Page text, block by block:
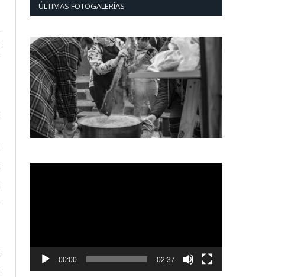
ÚLTIMAS FOTOGALERÍAS
00:00 02:37